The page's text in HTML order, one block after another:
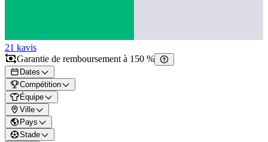
21 kavis
Garantie de remboursement à 150 %
Dates
Compétition
Équipe
Ville
Pays
Stade